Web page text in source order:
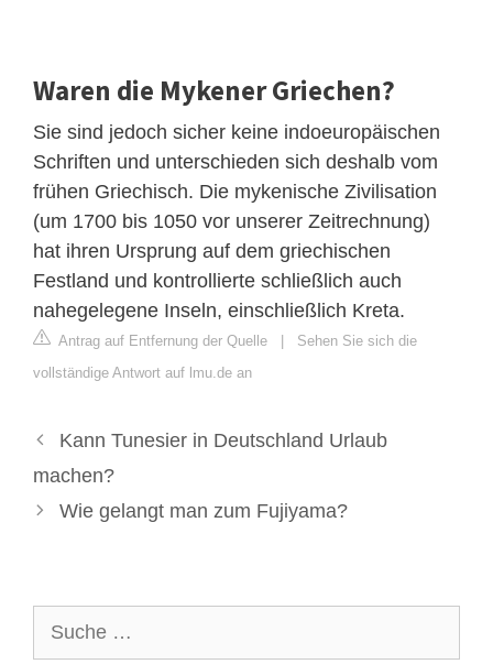
Waren die Mykener Griechen?
Sie sind jedoch sicher keine indoeuropäischen
Schriften und unterschieden sich deshalb vom
frühen Griechisch. Die mykenische Zivilisation
(um 1700 bis 1050 vor unserer Zeitrechnung)
hat ihren Ursprung auf dem griechischen
Festland und kontrollierte schließlich auch
nahegelegene Inseln, einschließlich Kreta.
Antrag auf Entfernung der Quelle | Sehen Sie sich die
vollständige Antwort auf lmu.de an
Kann Tunesier in Deutschland Urlaub
machen?
Wie gelangt man zum Fujiyama?
nach: